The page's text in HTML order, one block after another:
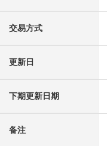
交易方式
更新日
下期更新日期
备注